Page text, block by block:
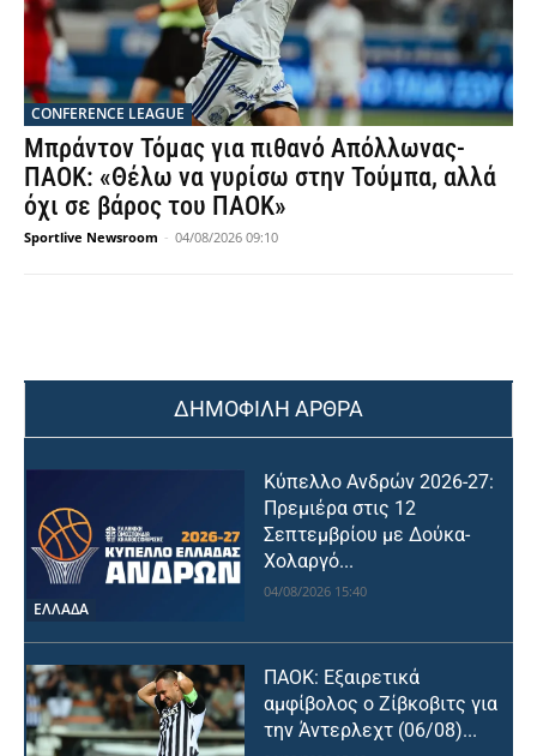
CONFERENCE LEAGUE
Μπράντον Τόμας για πιθανό Απόλλωνας-
ΠΑΟΚ: «Θέλω να γυρίσω στην Τούμπα, αλλά
όχι σε βάρος του ΠΑΟΚ»
Sportlive Newsroom - 04/08/2026 09:10
ΔΗΜΟΦΙΛΗ ΑΡΘΡΑ
ΕΛΛΑΔΑ
Κύπελλο Ανδρών 2026-27:
Πρεμιέρα στις 12
Σεπτεμβρίου με Δούκα-
Χολαργό...
04/08/2026 15:40
ΠΑΟΚ: Εξαιρετικά
αμφίβολος ο Ζίβκοβιτς για
την Άντερλεχτ (06/08)...